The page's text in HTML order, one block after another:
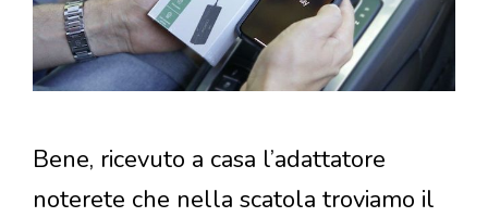
Bene, ricevuto a casa l’adattatore
noterete che nella scatola troviamo il